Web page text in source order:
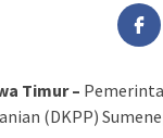
Timur –
(DKPP)